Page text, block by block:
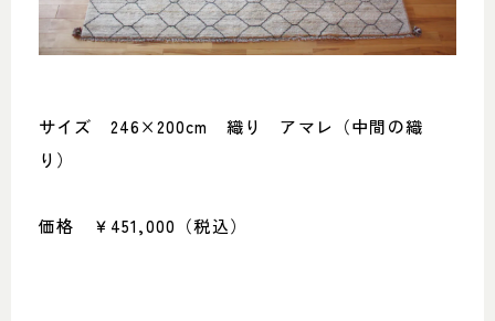
サイズ 246×200cm 織り アマレ（中間の織
り）
価格 ￥451,000（税込）